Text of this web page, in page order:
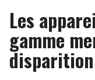
Les
gamme